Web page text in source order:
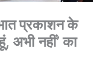
प्रकाशन के
अभी नहीं’ का